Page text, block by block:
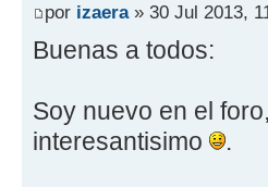
por izaera» 30 Jul 2013,
Buenas a todos:
Soy nuevo en el
interesantisimo
.